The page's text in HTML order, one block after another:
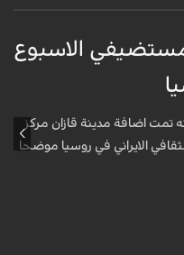
الاسبوع
تمت اضافة مدينة قازان مركز
الايراني في روسيا موضحا